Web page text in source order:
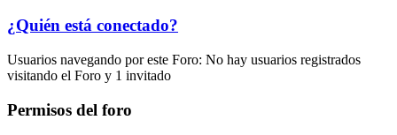
¿Quién está conectado?
Usuarios navegando por este Foro: No hay usuarios registrados
visitando el Foro y 1 invitado
Permisos del foro